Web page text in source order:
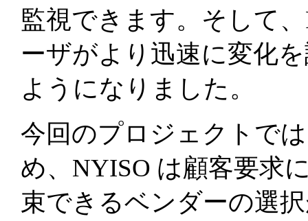
監視できます。そして
ーザがより迅速に変化
ようになりました。
今回のプロジェクトで
め、NYISO は顧客要求
束できるベンダーの選